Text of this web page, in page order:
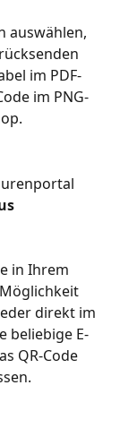
auswählen,
im PDF-
im PNG-
in Ihrem
direkt im
beliebige E-
QR-Code